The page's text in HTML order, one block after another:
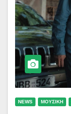
NEWS ΜΟΥΣΙΚΗ